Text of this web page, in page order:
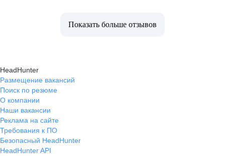
Показать больше отзывов
HeadHunter
Размещение вакансий
Поиск по резюме
О компании
Наши вакансии
Реклама на сайте
Требования к ПО
Безопасный HeadHunter
HeadHunter API